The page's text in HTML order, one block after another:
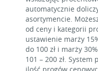
automatycznie
asortymencie.
od ceny i kategorii
ustawienie marży
do 100 zł i marży
101 – 200 zł.